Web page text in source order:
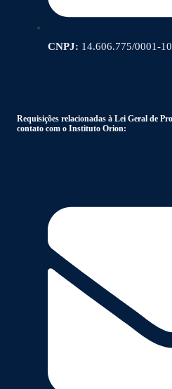
CNPJ: 14.606.775/0001-10
Requisições relacionadas à Lei Geral de
contato com o Instituto Orion: